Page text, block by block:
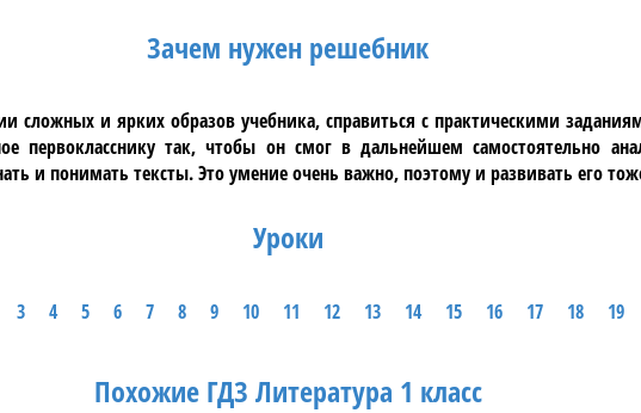
Зачем нужен решебник
сложных и ярких образов учебника, справиться с практическими
первоклассникутак, чтобы он смог в дальнейшем самостоятельно
и понимать тексты. Это умение очень важно, поэтому и развивать его
Уроки
3 4 5 6 7 8 9 10 11 12 13 14 15 16 17 18 19
Похожие ГДЗ Литература 1 класс